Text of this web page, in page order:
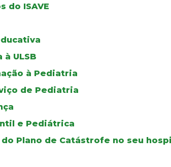
do ISAVE
ULSB
à Pediatria
de Pediatria
e Pediátrica
Plano de Catástrofe no seu